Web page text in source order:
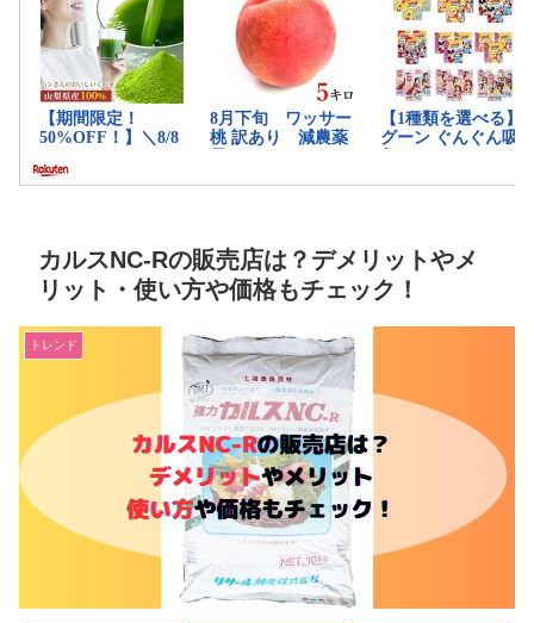
カルスNC-Rの販売店は？デメリットやメ
リット・使い方や価格もチェック！
トレンド